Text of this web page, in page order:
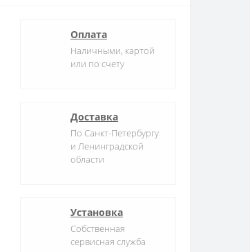
Оплата
Наличными, картой
или по счету
Доставка
По Санкт-Петербургу
и Ленинградской
области
Установка
Собственная
сервисная служба